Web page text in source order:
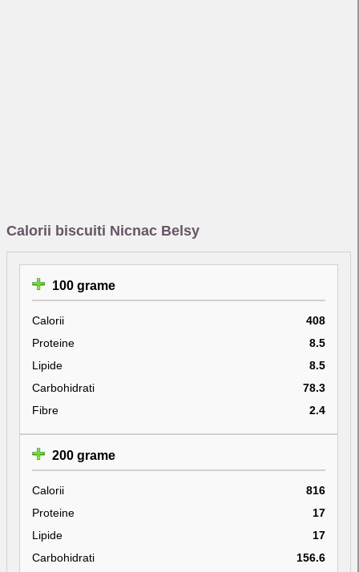
Calorii biscuiti Nicnac Belsy
100 grame
Calorii
408
Proteine
8.5
Lipide
8.5
Carbohidrati
78.3
Fibre
2.4
200 grame
Calorii
816
Proteine
17
Lipide
17
Carbohidrati
156.6